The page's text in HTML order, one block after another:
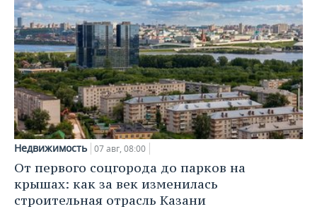
Недвижимость 07 авг, 08:00
От первого соцгорода до парков на
крышах: как за век изменилась
строительная отрасль Казани